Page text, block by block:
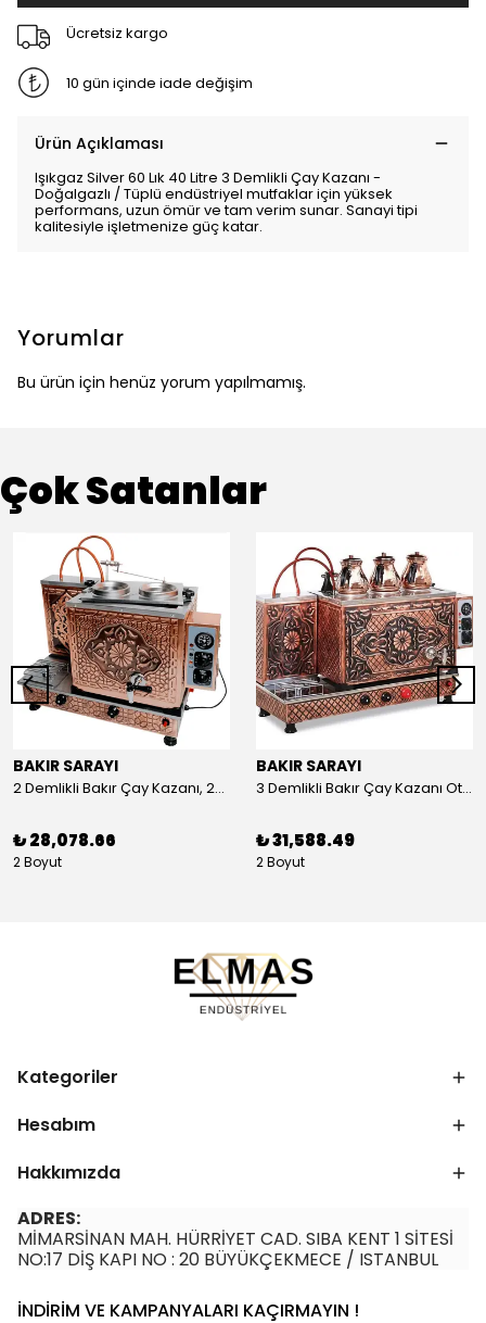
Ücretsiz kargo
10 gün içinde iade değişim
Ürün Açıklaması
Işıkgaz Silver 60 Lık 40 Litre 3 Demlikli Çay Kazanı -
Doğalgazlı / Tüplü endüstriyel mutfaklar için yüksek
performans, uzun ömür ve tam verim sunar. Sanayi tipi
kalitesiyle işletmenize güç katar.
Yorumlar
Bu ürün için henüz yorum yapılmamış.
Çok Satanlar
BAKIR SARAYI
2 Demlikli Bakır Çay Kazanı, 25 Litre
₺ 28,078.66
2 Boyut
BAKIR SARAYI
3 Demlikli Bakır Çay Kazanı Otomatik, 30 Litre
₺ 31,588.49
2 Boyut
Kategoriler
Hesabım
Hakkımızda
ADRES:
MİMARSİNAN MAH. HÜRRİYET CAD. SIBA KENT 1 SİTESİ
NO:17 DİŞ KAPI NO : 20 BÜYÜKÇEKMECE / ISTANBUL
İNDİRİM VE KAMPANYALARI KAÇIRMAYIN !